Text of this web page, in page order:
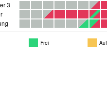
3
Frei